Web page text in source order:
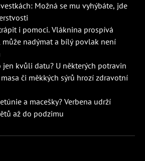
Možná se mu vyhýbáte, jde
i pomoci. Vláknina prospívá
nadýmat a bílý povlak není
kvůli datu? U některých potravin
či měkkých sýrů hrozí zdravotní
a macešky? Verbena udrží
až do podzimu